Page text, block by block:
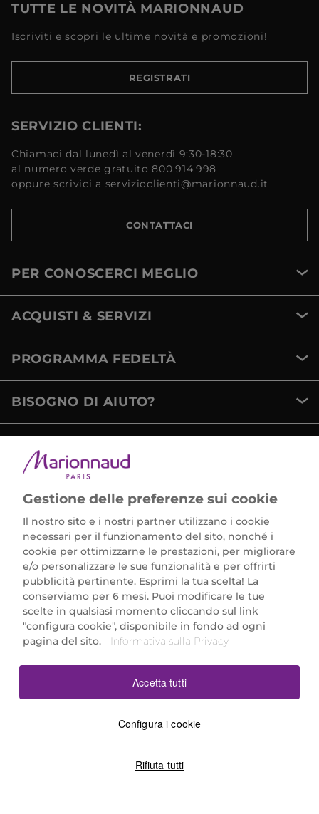
TUTTE LE NOVITÀ MARIONNAUD
Iscriviti e scopri le ultime novità e promozioni!
REGISTRATI
SERVIZIO CLIENTI:
Chiamaci dal lunedì al venerdì 9:30-18:30
al numero verde gratuito 800.914.998
oppure scrivici a servizioclienti@marionnaud.it
CONTATTACI
PER CONOSCERCI MEGLIO
ACQUISTI & SERVIZI
PROGRAMMA FEDELTÀ
BISOGNO DI AIUTO?
Marionnaud Parfumeries Italia S.r.l.
Largo Fiera Milano 5, 20017 Rho (MI)
REA Milano 1650024 con P.IVA 13425220152.
SCARICA LA NOSTRA APP
Gestione delle preferenze sui cookie
Il nostro sito e i nostri partner utilizzano i cookie
necessari per il funzionamento del sito, nonché i
cookie per ottimizzarne le prestazioni, per migliorare
e/o personalizzare le sue funzionalità e per offrirti
pubblicità pertinente. Esprimi la tua scelta! La
conserviamo per 6 mesi. Puoi modificare le tue
scelte in qualsiasi momento cliccando sul link
"configura cookie", disponibile in fondo ad ogni
pagina del sito.
Informativa sulla Privacy
Configura i cookie
Rifiuta tutti
Accetta tutti